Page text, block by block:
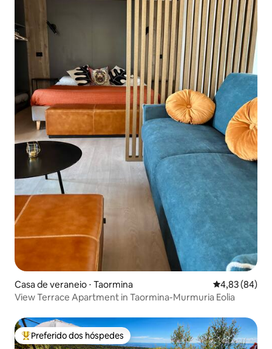
Casa de veraneio ⋅ Taormina 4,83 de uma
4,83 (84)
View Terrace Apartment in Taormina-Murmuria Eolia
Entre os melhores preferidos dos hóspedes
Preferido dos hóspedes